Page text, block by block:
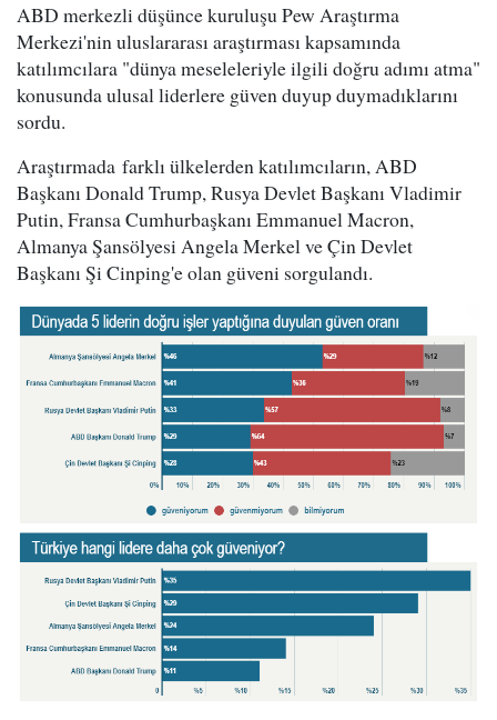
ABD merkezli düşünce kuruluşu Pew Araştırma
Merkezi'nin uluslararası araştırması kapsamında
katılımcılara "dünya meseleleriyle ilgili doğru adımı atma"
konusunda ulusal liderlere güven duyup duymadıklarını
sordu.
Araştırmada farklı ülkelerden katılımcıların, ABD
Başkanı Donald Trump, Rusya Devlet Başkanı Vladimir
Putin, Fransa Cumhurbaşkanı Emmanuel Macron,
Almanya Şansölyesi Angela Merkel ve Çin Devlet
Başkanı Şi Cinping'e olan güveni sorgulandı.